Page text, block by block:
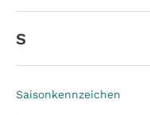
S
Saisonkennzeichen